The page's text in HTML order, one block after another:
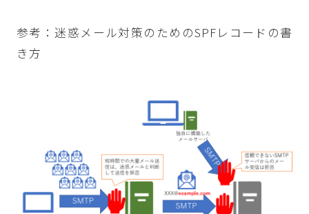
参考：迷惑メール対策のためのSPFレコードの書
き方